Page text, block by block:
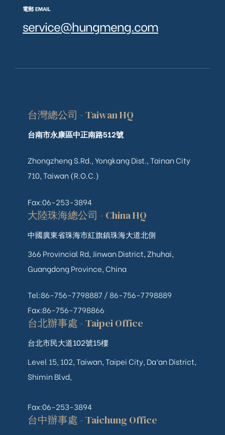
電郵 EMAIL
service@hungmeng.com
台灣總公司 - Taiwan HQ
台南市永康區中正南路512號
Zhongzheng S.Rd., Yongkang Dist., Tainan City
710, Taiwan (R.O.C.)
Fax:06-253-3894
大陸珠海總公司 - China HQ
中國廣東省珠海市紅旗鎮珠海大道北側
366 Provincial Rd, Jinwan District, Zhuhai,
Guangdong Province, China
Tel:86-756-7798887 / 86-756-7798889
Fax:86-756-7798866
台北辦事處 - Taipei Office
台北市民大道102號15樓
Level 15, 102, Taiwan, Taipei City, Da’an District,
Shimin Blvd,
Fax:06-253-3894
台中辦事處 - Taichung Office